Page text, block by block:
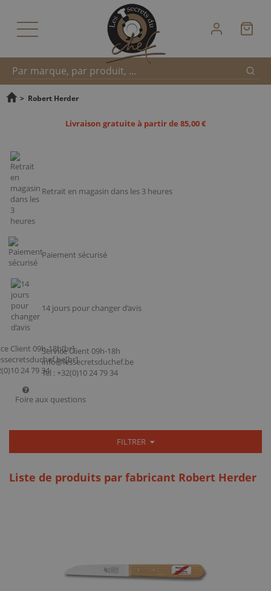
Recherche
> Robert Herder
Livraison gratuite à partir de 85,00 €
Retrait en magasin dans les 3 heures
Paiement sécurisé
14 jours pour changer d’avis
Service Client 09h-18h
info@lessecretsduchef.be
Tel : +32(0)10 24 79 34
Foire aux questions
FILTRER
Liste de produits par fabricant Robert Herder